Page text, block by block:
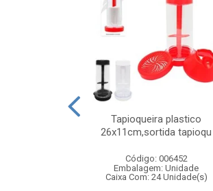
Tapioqueira plastico
26x11cm,sortida tapioqu
Código: 006452
Embalagem: Unidade
Caixa Com: 24 Unidade(s)